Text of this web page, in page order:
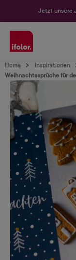
Jetzt unsere
Home
Inspirationen
Weihnachtssprüche für